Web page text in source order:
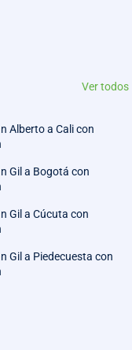
Ver todos
Alberto a Cali con
Gil a Bogotá con
Gil a Cúcuta con
Gil a Piedecuesta con